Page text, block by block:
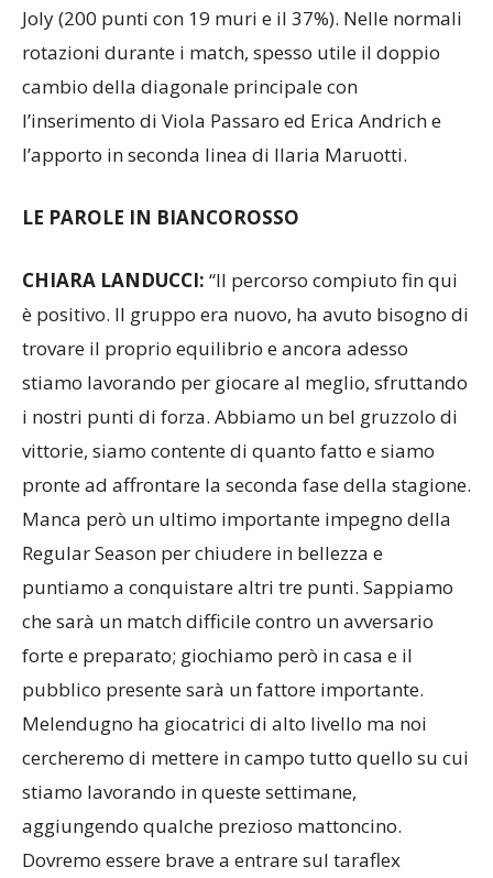
Joly (200 punti con 19 muri e il 37%). Nelle normali
rotazioni durante i match, spesso utile il doppio
cambio della diagonale principale con
l’apporto in seconda linea di Ilaria Maruotti.
“Il percorso compiuto fin qui
è positivo. Il gruppo era nuovo, ha avuto bisogno di
trovare il proprio equilibrio e ancora adesso
stiamo lavorando per giocare al meglio, sfruttando
i nostri punti di forza. Abbiamo un bel gruzzolo di
vittorie, siamo contente di quanto fatto e siamo
pronte ad affrontare la seconda fase della stagione.
Manca però un ultimo importante impegno della
Regular Season per chiudere in bellezza e
puntiamo a conquistare altri tre punti. Sappiamo
forte e preparato; giochiamo però in casa e il
pubblico presente sarà un fattore importante.
Melendugno ha giocatrici di alto livello ma noi
cercheremo di mettere in campo tutto quello su cui
stiamo lavorando in queste settimane,
aggiungendo qualche prezioso mattoncino.